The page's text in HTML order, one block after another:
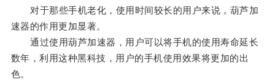
对于那些手机老化，使用时间较长的用户来说，葫芦加
速器的作用更加显著。
通过使用葫芦加速器，用户可以将手机的使用寿命延长
数年，利用这种黑科技，用户的手机使用效果将更加的出
色。